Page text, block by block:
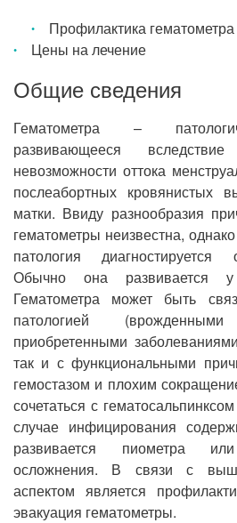
Профилактика гематометра
Цены на лечение
Общие сведения
Гематометра –
развивающееся
невозможности оттока
послеабортных кровянистых
матки. Ввиду разнообразия
гематометры неизвестна,
патология диагностируется
Обычно она развивается
Гематометра может быть
патологией
приобретенными
так и с функциональными
гемостазом и плохим
сочетаться с
случае инфицирования
развивается пиометра
осложнения. В связи с
аспектом является
эвакуация гематометры.